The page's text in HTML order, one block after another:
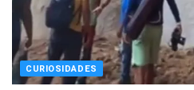
CURIOSIDADES